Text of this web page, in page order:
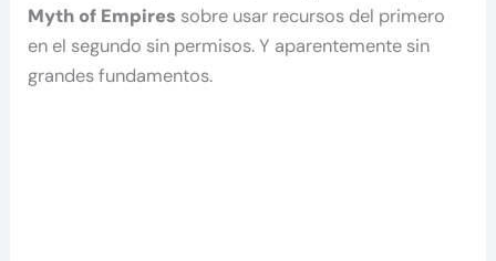
Myth of Empires sobre usar recursos del primero
en el segundo sin permisos. Y aparentemente sin
grandes fundamentos.